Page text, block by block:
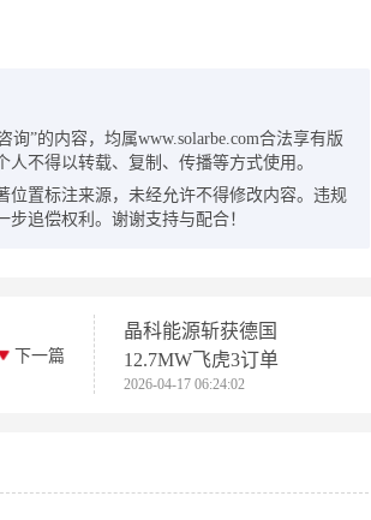
”的内容，均属www.solarbe.com合法享有版
不得以转载、复制、传播等方式使用。
置标注来源，未经允许不得修改内容。违规
追偿权利。谢谢支持与配合！
下一篇
晶科能源斩获德国
12.7MW飞虎3订单
2026-04-17 06:24:02